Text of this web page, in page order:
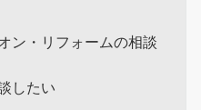
ン・リフォームの相談
したい